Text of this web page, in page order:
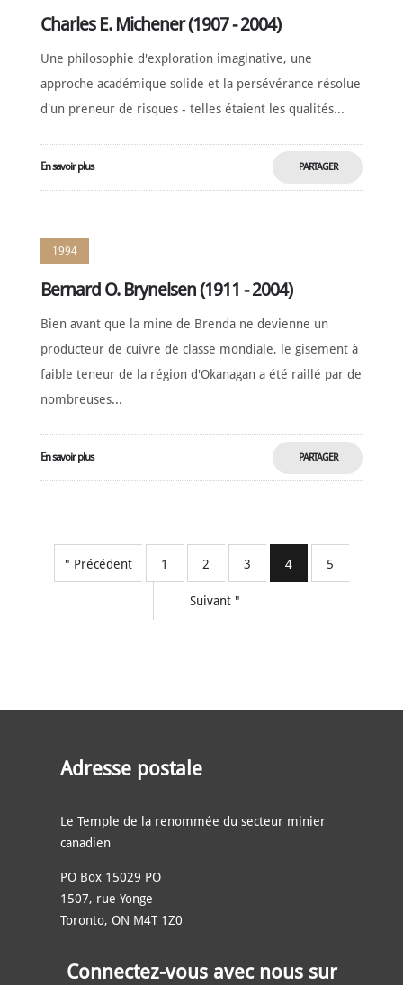
Charles E. Michener (1907 - 2004)
Une philosophie d'exploration imaginative, une
approche académique solide et la persévérance résolue
d'un preneur de risques - telles étaient les qualités...
En savoir plus PARTAGER
1994
Bernard O. Brynelsen (1911 - 2004)
Bien avant que la mine de Brenda ne devienne un
producteur de cuivre de classe mondiale, le gisement à
faible teneur de la région d'Okanagan a été raillé par de
nombreuses...
En savoir plus PARTAGER
" Précédent 1 2 3 4 5
Suivant "
Adresse postale
Le Temple de la renommée du secteur minier
canadien
PO Box 15029 PO
1507, rue Yonge
Toronto, ON M4T 1Z0
Connectez-vous avec nous sur